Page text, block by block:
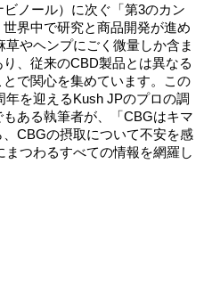
ノール）に次ぐ「第3のカン
界中で研究と商品開発が進め
やヘンプにごく微量しか含ま
、従来のCBD製品とは異なる
で関心を集めています。この
年を迎えるKush JPのプロの調
ある執筆者が、「CBGはキマ
CBGの摂取について不安を感
まつわるすべての情報を網羅し